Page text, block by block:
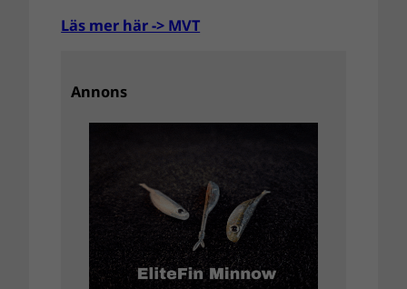
Läs mer här -> MVT
Annons